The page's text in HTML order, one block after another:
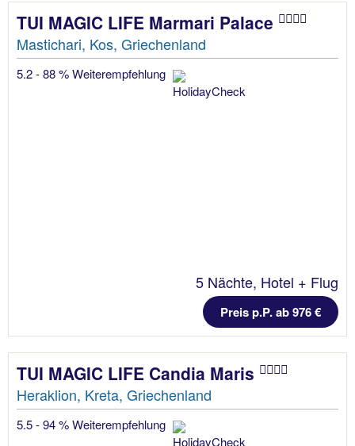
TUI MAGIC LIFE Marmari Palace
Mastichari, Kos, Griechenland
5.2 - 88 % Weiterempfehlung
5 Nächte, Hotel + Flug
Preis p.P. ab 976 €
TUI MAGIC LIFE Candia Maris
Heraklion, Kreta, Griechenland
5.5 - 94 % Weiterempfehlung